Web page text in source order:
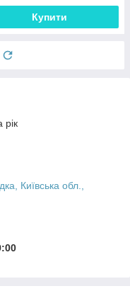
Купити
рік
Київська обл.,